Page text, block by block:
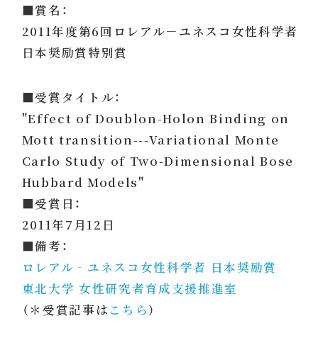
■賞名：
2011年度第6回ロレアル－ユネスコ女性科学者
日本奨励賞特別賞
■受賞タイトル：
"Effect of Doublon-Holon Binding on
Mott transition---Variational Monte
Carlo Study of Two-Dimensional Bose
Hubbard Models"
■受賞日：
2011年7月12日
■備考：
ロレアル‐ユネスコ女性科学者 日本奨励賞
東北大学 女性研究者育成支援推進室
（＊受賞記事は こちら）